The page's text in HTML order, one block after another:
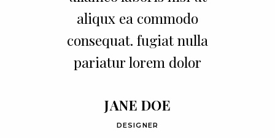
consequat. fugiat nulla
pariatur. Lorem ipsum
CONSULTANT
aliqux ea commodo
consequat. fugiat nulla
pariatur lorem dolor
JANE DOE
DESIGNER
nisi ut aliqux ea commodo
consequat. fugiat nulla
pariatur.
MARK JOHNSON
EDITOR CHIEF